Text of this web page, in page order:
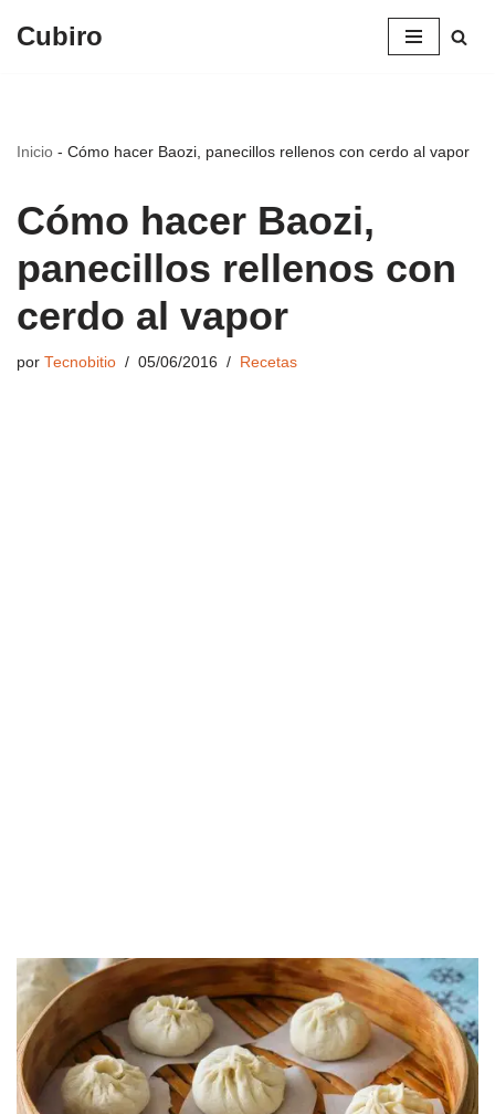
Cubiro
Inicio - Cómo hacer Baozi, panecillos rellenos con cerdo al vapor
Cómo hacer Baozi,
panecillos rellenos con
cerdo al vapor
por Tecnobitio 05/06/2016 Recetas